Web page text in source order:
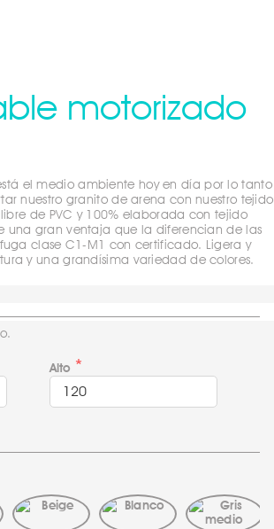
motorizado
el medio ambiente hoy en día por lo tanto
nuestro granito de arena con nuestro tejido
de PVC y 100% elaborada con tejido
una gran ventaja que la diferencian de las
clase C1-M1 con certificado. Ligera y
y una grandísima variedad de colores.
Alto